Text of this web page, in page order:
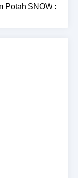
Potah SNOW :